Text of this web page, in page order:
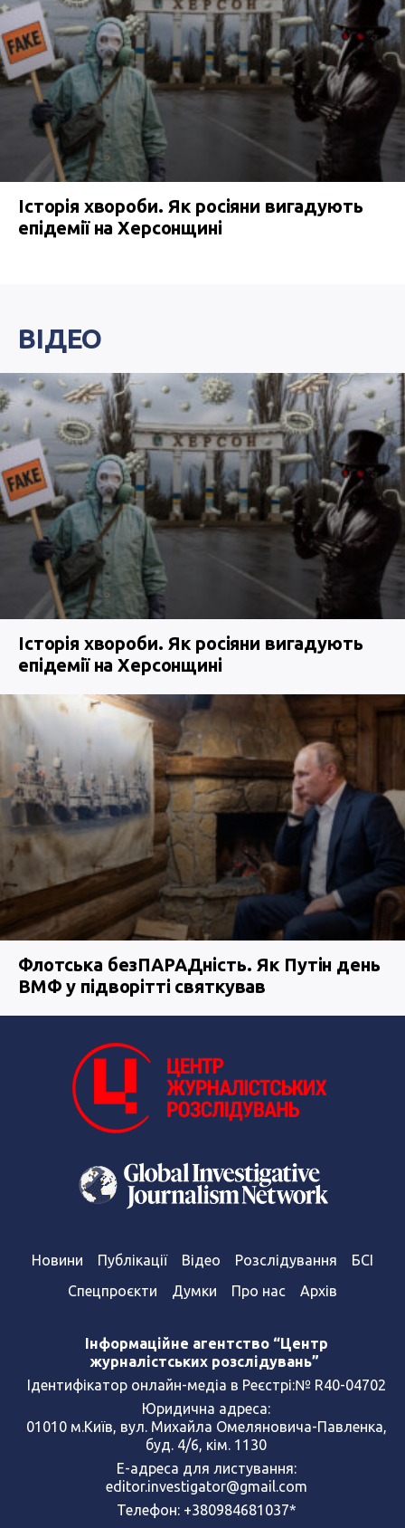
Історія хвороби. Як росіяни вигадують
епідемії на Херсонщині
ВІДЕО
Історія хвороби. Як росіяни вигадують
епідемії на Херсонщині
Флотська безПАРАДність. Як Путін день
ВМФ у підворітті святкував
Новини Публікації Відео Розслідування
БСІ
Спецпроєкти
Думки Про нас Архів
Інформаційне агентство “Центр
журналістських розслідувань”
Ідентифікатор онлайн-медіа в Реєстрі:№ R40-04702
Юридична адреса:
01010 м.Київ, вул. Михайла Омеляновича-Павленка,
буд. 4/6, кім. 1130
Е-адреса для листування:
editor.investigator@gmail.com
Телефон: +380984681037*